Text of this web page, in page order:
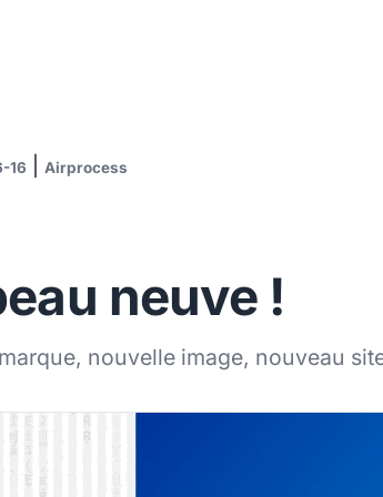
16 Airprocess
neuve !
nouvelle image, nouveau